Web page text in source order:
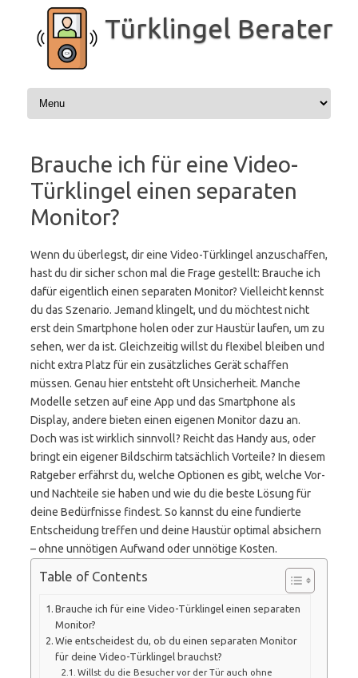
springen
Türklingel Berater
Brauche ich für eine Video-
Türklingel einen separaten
Monitor?
Wenn du überlegst, dir eine Video-Türklingel anzuschaffen,
hast du dir sicher schon mal die Frage gestellt: Brauche ich
dafür eigentlich einen separaten Monitor? Vielleicht kennst
du das Szenario. Jemand klingelt, und du möchtest nicht
erst dein Smartphone holen oder zur Haustür laufen, um zu
sehen, wer da ist. Gleichzeitig willst du flexibel bleiben und
nicht extra Platz für ein zusätzliches Gerät schaffen
müssen. Genau hier entsteht oft Unsicherheit. Manche
Modelle setzen auf eine App und das Smartphone als
Display, andere bieten einen eigenen Monitor dazu an.
Doch was ist wirklich sinnvoll? Reicht das Handy aus, oder
bringt ein eigener Bildschirm tatsächlich Vorteile? In diesem
Ratgeber erfährst du, welche Optionen es gibt, welche Vor-
und Nachteile sie haben und wie du die beste Lösung für
deine Bedürfnisse findest. So kannst du eine fundierte
Entscheidung treffen und deine Haustür optimal absichern
– ohne unnötigen Aufwand oder unnötige Kosten.
Table of Contents
Brauche ich für eine Video-Türklingel einen separaten
Monitor?
Wie entscheidest du, ob du einen separaten Monitor
für deine Video-Türklingel brauchst?
Willst du die Besucher vor der Tür auch ohne